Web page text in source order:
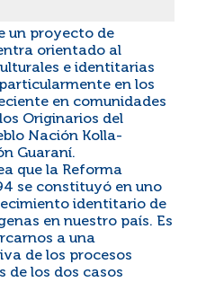
un proyecto de
orientado al
e identitarias
en los
en comunidades
Originarios del
Nación Kolla-
Guaraní.
que la Reforma
se constituyó en uno
identitario de
en nuestro país. Es
a una
de los procesos
de los dos casos